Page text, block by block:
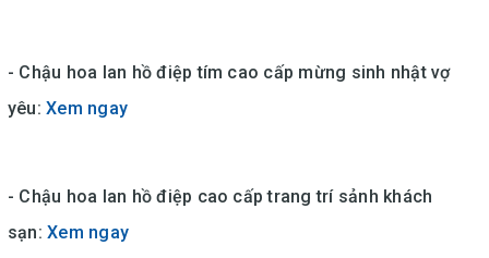
- Chậu hoa lan hồ điệp tím cao cấp mừng sinh nhật vợ
yêu:Xem ngay
- Chậu hoa lan hồ điệp cao cấp trang trí sảnh khách
sạn:Xem ngay